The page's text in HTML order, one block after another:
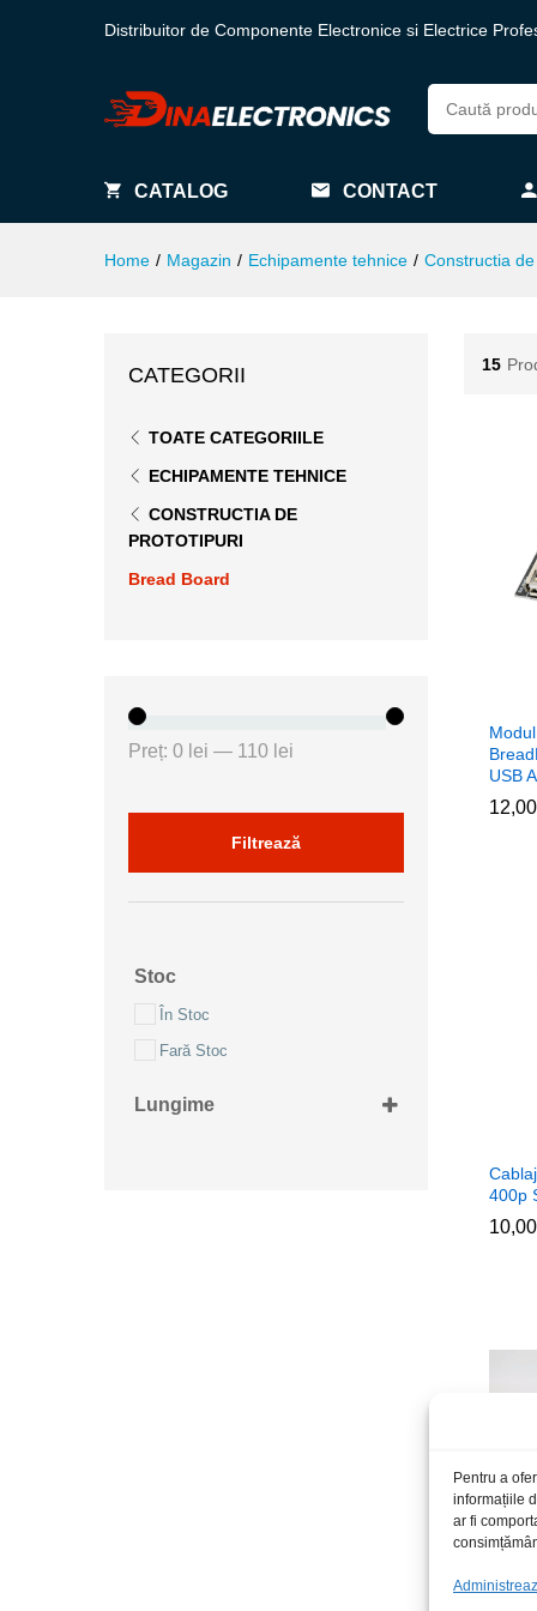
Pentru a
informațiile
ar fi
Distribuitor de Componente Electronice si Electrice
CATALOG CONTACT
Home / Magazin / Echipamente tehnice / Constructia
15
USB
12,00
12,00
400p
10,00
10,00
CATEGORII
TOATE CATEGORIILE
ECHIPAMENTE TEHNICE
CONSTRUCTIA DE
PROTOTIPURI
Bread Board
Filtrează
Preț: 0 lei — 110 lei
Stoc
În Stoc
Fară Stoc
Lungime